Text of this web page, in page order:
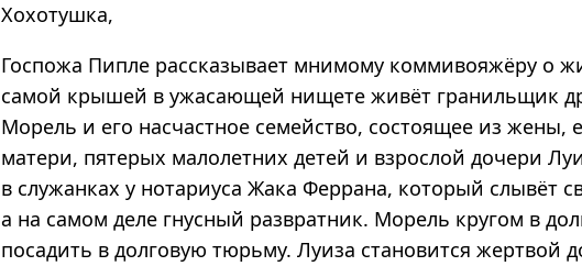
Хохотушка,
Госпожа Пипле рассказывает мнимому коммивояжёру о
самой крышей в ужасающей нищете живёт гранильщик
Морель и его насчастное семейство, состоящее из жены,
матери, пятерых малолетних детей и взрослой дочери
в служанках у нотариуса Жака Феррана, который слывёт
а на самом деле гнусный развратник. Морель кругом в
посадить в долговую тюрьму. Луиза становится жертвой